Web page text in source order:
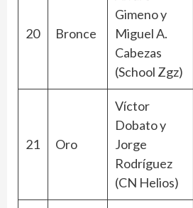
20 Bronce
Gimeno y
Miguel A.
Cabezas
(School Zgz)
21 Oro
Víctor
Dobato y
Jorge
Rodríguez
(CN Helios)